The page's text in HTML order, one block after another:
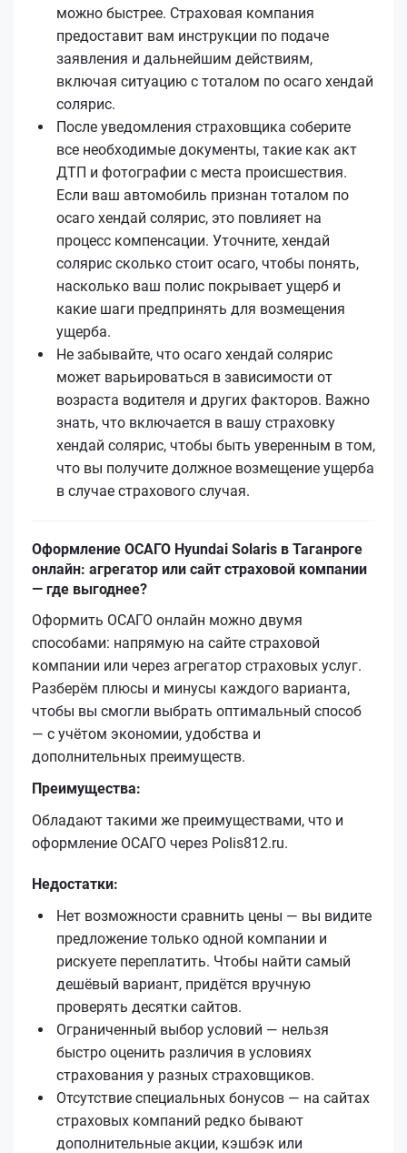
можно быстрее. Страховая компания
предоставит вам инструкции по подаче
заявления и дальнейшим действиям,
включая ситуацию с тоталом по осаго хендай
солярис.
После уведомления страховщика соберите
все необходимые документы, такие как акт
ДТП и фотографии с места происшествия.
Если ваш автомобиль признан тоталом по
осаго хендай солярис, это повлияет на
процесс компенсации. Уточните, хендай
солярис сколько стоит осаго, чтобы понять,
насколько ваш полис покрывает ущерб и
какие шаги предпринять для возмещения
ущерба.
Не забывайте, что осаго хендай солярис
может варьироваться в зависимости от
возраста водителя и других факторов. Важно
знать, что включается в вашу страховку
хендай солярис, чтобы быть уверенным в том,
что вы получите должное возмещение ущерба
в случае страхового случая.
Оформление ОСАГО Hyundai Solaris в Таганроге
онлайн: агрегатор или сайт страховой компании
— где выгоднее?
Оформить ОСАГО онлайн можно двумя
способами: напрямую на сайте страховой
компании или через агрегатор страховых услуг.
Разберём плюсы и минусы каждого варианта,
чтобы вы смогли выбрать оптимальный способ
— с учётом экономии, удобства и
дополнительных преимуществ.
Преимущества:
Обладают такими же преимуществами, что и
оформление ОСАГО через Polis812.ru.
Недостатки:
Нет возможности сравнить цены — вы видите
предложение только одной компании и
рискуете переплатить. Чтобы найти самый
дешёвый вариант, придётся вручную
проверять десятки сайтов.
Ограниченный выбор условий — нельзя
быстро оценить различия в условиях
страхования у разных страховщиков.
Отсутствие специальных бонусов — на сайтах
страховых компаний редко бывают
дополнительные акции, кэшбэк или